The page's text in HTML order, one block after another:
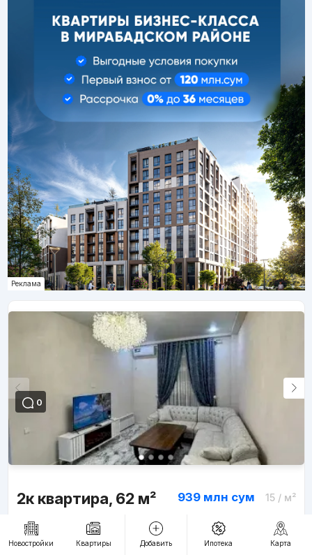
Реклама
0
2к квартира, 62 м² 939 млн сум 15/ м²
Яшнабадский, Яшнабадский, ул.Паркент 7-проезд дом 2
ЖК «Parkent Plaza»
Этаж: Открытая,
Новостройки Квартиры Добавить Ипотека Карта